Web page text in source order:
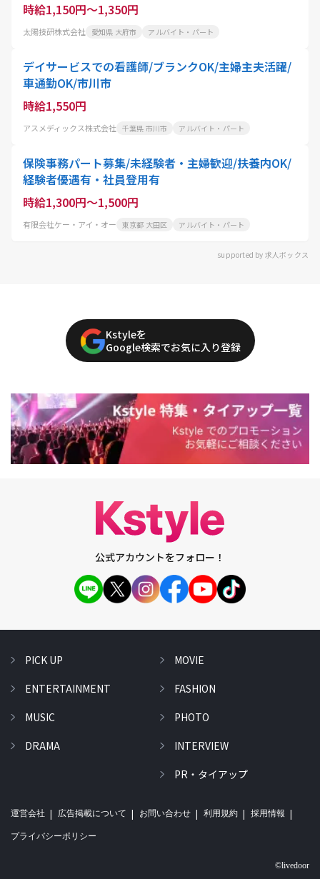
時給1,150円～1,350円
太陽技研株式会社 愛知県 大府市 アルバイト・パート
デイサービスでの看護師/ブランクOK/主婦主夫活躍/
車通勤OK/市川市
時給1,550円
アスメディックス株式会社 千葉県 市川市 アルバイト・パート
保険事務パート募集/未経験者・主婦歓迎/扶養内OK/
経験者優遇有・社員登用有
時給1,300円～1,500円
有限会社ケー・アイ・オー 東京都 大田区 アルバイト・パート
supported by 求人ボックス
Kstyleを
Google検索でお気に入り登録
公式アカウントをフォロー！
PICK UP
ENTERTAINMENT
MUSIC
DRAMA
MOVIE
FASHION
PHOTO
INTERVIEW
PR・タイアップ
運営会社 広告掲載について お問い合わせ 利用規約 採用情報
プライバシーポリシー
©livedoor